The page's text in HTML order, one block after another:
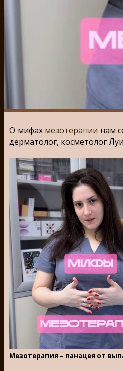
О мифах мезотерапии нам
дерматолог, косметолог
Мезотерапия – панацея от